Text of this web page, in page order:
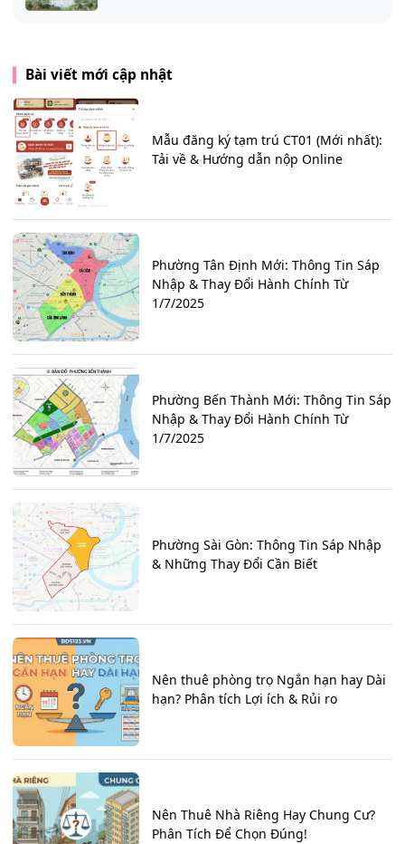
Bài viết mới cập nhật
Mẫu đăng ký tạm trú CT01 (Mới nhất):
Tải về & Hướng dẫn nộp Online
Phường Tân Định Mới: Thông Tin Sáp
Nhập & Thay Đổi Hành Chính Từ
1/7/2025
Phường Bến Thành Mới: Thông Tin Sáp
Nhập & Thay Đổi Hành Chính Từ
1/7/2025
Phường Sài Gòn: Thông Tin Sáp Nhập
& Những Thay Đổi Cần Biết
Nên thuê phòng trọ Ngắn hạn hay Dài
hạn? Phân tích Lợi ích & Rủi ro
Nên Thuê Nhà Riêng Hay Chung Cư?
Phân Tích Để Chọn Đúng!